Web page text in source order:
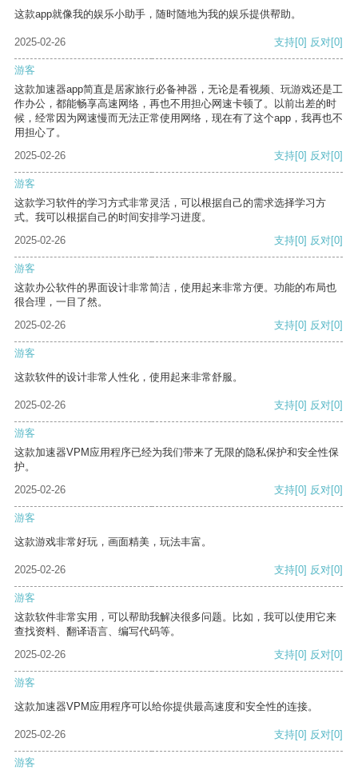
这款app就像我的娱乐小助手，随时随地为我的娱乐提供帮助。
2025-02-26 支持[0] 反对[0]
游客
这款加速器app简直是居家旅行必备神器，无论是看视频、玩游戏还是工
作办公，都能畅享高速网络，再也不用担心网速卡顿了。以前出差的时
候，经常因为网速慢而无法正常使用网络，现在有了这个app，我再也不
用担心了。
2025-02-26
支持[0] 反对[0]
游客
这款学习软件的学习方式非常灵活，可以根据自己的需求选择学习方
式。我可以根据自己的时间安排学习进度。
2025-02-26
支持[0] 反对[0]
游客
这款办公软件的界面设计非常简洁，使用起来非常方便。功能的布局也
很合理，一目了然。
2025-02-26
支持[0] 反对[0]
游客
这款软件的设计非常人性化，使用起来非常舒服。
2025-02-26 支持[0] 反对[0]
游客
这款加速器VPM应用程序已经为我们带来了无限的隐私保护和安全性保
护。
2025-02-26
支持[0] 反对[0]
游客
这款游戏非常好玩，画面精美，玩法丰富。
2025-02-26 支持[0] 反对[0]
游客
这款软件非常实用，可以帮助我解决很多问题。比如，我可以使用它来
查找资料、翻译语言、编写代码等。
2025-02-26
支持[0] 反对[0]
游客
这款加速器VPM应用程序可以给你提供最高速度和安全性的连接。
2025-02-26 支持[0] 反对[0]
游客